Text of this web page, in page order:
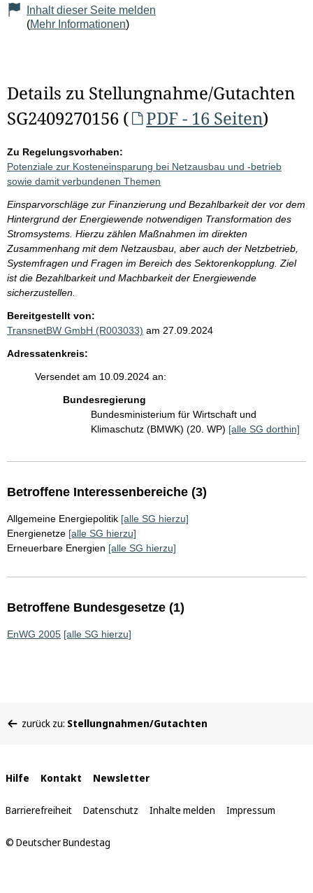
Inhalt dieser Seite melden
(Mehr Informationen)
Details zu Stellungnahme/Gutachten
SG2409270156 (
PDF - 16 Seiten)
Zu Regelungsvorhaben:
Potenziale zur Kosteneinsparung bei Netzausbau und -betrieb
sowie damit verbundenen Themen
Einsparvorschläge zur Finanzierung und Bezahlbarkeit der vor dem
Hintergrund der Energiewende notwendigen Transformation des
Stromsystems. Hierzu zählen Maßnahmen im direkten
Zusammenhang mit dem Netzausbau, aber auch der Netzbetrieb,
Systemfragen und Fragen im Bereich des Sektorenkopplung. Ziel
ist die Bezahlbarkeit und Machbarkeit der Energiewende
sicherzustellen.
Bereitgestellt von:
TransnetBW GmbH (R003033) am 27.09.2024
Adressatenkreis:
Versendet am 10.09.2024 an:
Bundesregierung
Bundesministerium für Wirtschaft und
Klimaschutz (BMWK) (20. WP) [alle SG dorthin]
Betroffene Interessenbereiche (3)
Allgemeine Energiepolitik [alle SG hierzu]
Energienetze [alle SG hierzu]
Erneuerbare Energien [alle SG hierzu]
Betroffene Bundesgesetze (1)
EnWG 2005 [alle SG hierzu]
befinden
zurück zu: Stellungnahmen/Gutachten
Interne
Links
Hilfe Kontakt Newsletter
Barrierefreiheit Datenschutz Inhalte melden Impressum
© Deutscher Bundestag